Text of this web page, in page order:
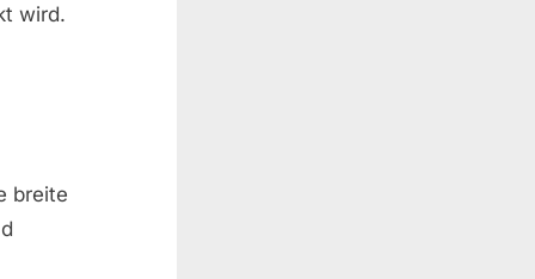
wird.
breite